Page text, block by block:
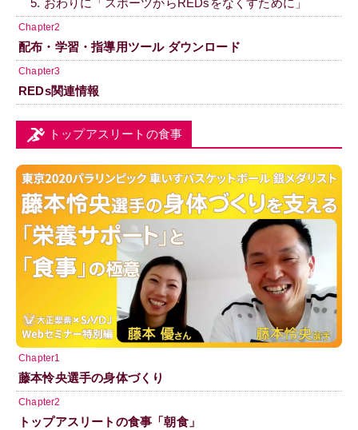
Chapter2
配布・学習・指導用ツール ダウンロード
Chapter3
REDs関連情報
トップアスリートの食事
Chapter1
藤本怜央選手の身体づくり
Chapter2
トップアスリートの食事「朝食」